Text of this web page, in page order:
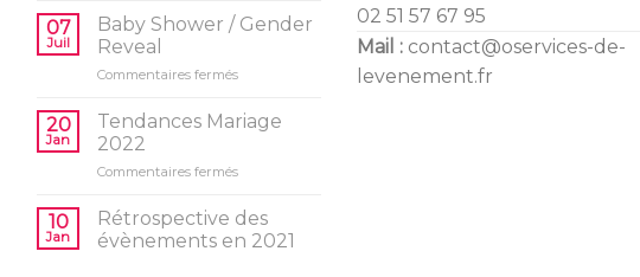
idées
l’anniversaire
vos
07
Juil
Baby Shower / Gender
Reveal
Commentaires ferméssur
Shower
Reveal
20
Jan
Tendances Mariage
2022
Commentaires ferméssur
Mariage
2022
10
Jan
Rétrospective des
évènements en 2021
02 51 57 67 95
Mail : contact@oservices-de-
levenement.fr